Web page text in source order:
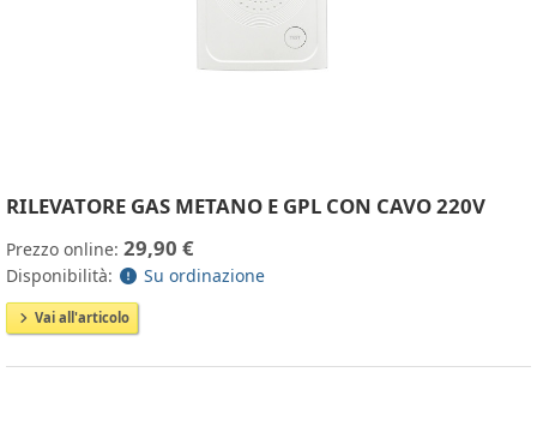
RILEVATORE GAS METANO E GPL CON CAVO 220V
Prezzo online: 29,90 €
Disponibilità: Su ordinazione
Vai all'articolo